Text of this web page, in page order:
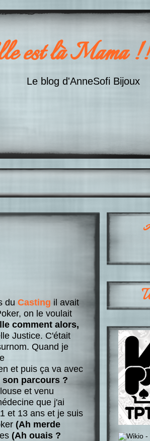
est là Mama
Le blog d'AnneSofi Bijoux
du Casting il avait
on le voulait
comment alors,
Justice. C'était
Quand je
et puis ça va avec
son parcours ?
et venu
que j'ai
et 13 ans et je suis
(Ah merde
(Ah ouais ?